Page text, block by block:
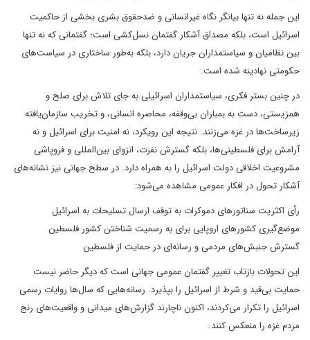
این جمله نه تنها بیانگر نگاه غیرانسانی و ضدحقوق بشری بخشی از حاکمیت
اسرائیل است، بلکه مصداق آشکار گفتمان نسل‌کشی است؛ گفتمانی که نه تنها
بین نظامیان و سیاستمداران جریان دارد، بلکه به‌طور ساختاری در سیاست‌های
حکومتی نهادینه شده است.
در چنین بستر فکری، سیاستمداران اسرائیلی به جای تلاش برای صلح و
همزیستی، دست به بمباران بی‌وقفه، محاصره انسانی، و تخریب سازمان‌یافته
زیرساخت‌ها در غزه می‌زنند. نتیجه این رویکرد، نه امنیت برای اسرائیل و نه
آرامش برای فلسطینی‌ها، بلکه گسترش نفرت، انزوای بین‌المللی و فروپاشی
مشروعیت اخلاقی دولت اسرائیل را به همراه دارد. در سطح جهانی نیز نشانه‌های
آشکار تحول در افکار عمومی مشاهده می‌شود:
رأی اکثریت سناتورهای دموکرات به توقف ارسال تسلیحات به اسرائیل
موضع‌گیری کشورهای اروپایی برای به رسمیت شناختن کشور فلسطین
گسترش جنبش‌های مردمی و رسانه‌ای در حمایت از فلسطین
این تحولات بازتاب تغییر گفتمان عمومی جهانی است که دیگر حاضر نیست
حمایت بی‌قید و شرط از اسرائیل را بپذیرد. رسانه‌هایی که سال‌ها روایات رسمی
اسرائیل را تکرار می‌کردند، اکنون ناچارند گزارش‌های میدانی و واقعیت‌های رنج
مردم غزه را منعکس کنند.